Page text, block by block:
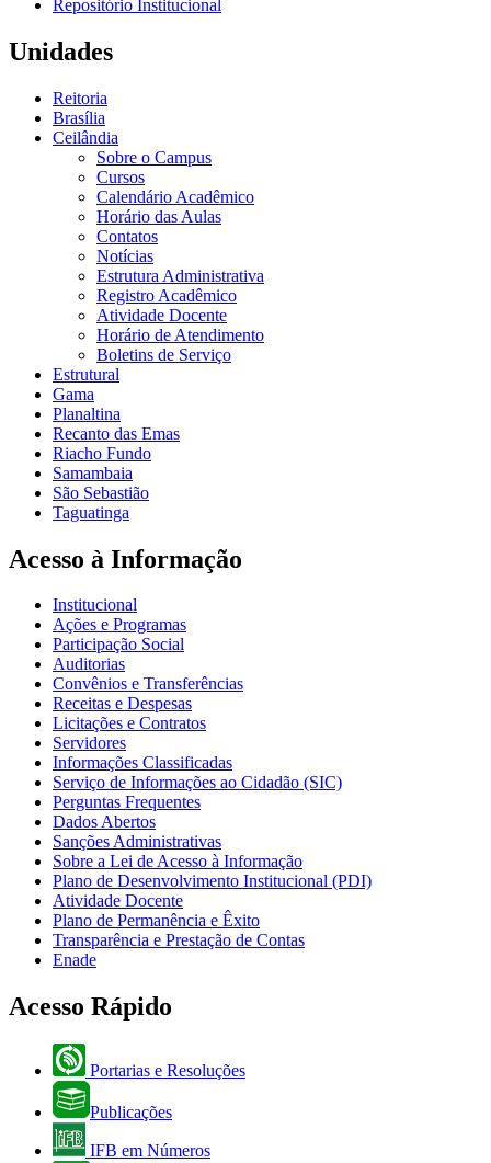
Repositório Institucional
Unidades
Reitoria
Brasília
Ceilândia
Sobre o Campus
Cursos
Calendário Acadêmico
Horário das Aulas
Contatos
Notícias
Estrutura Administrativa
Registro Acadêmico
Atividade Docente
Horário de Atendimento
Boletins de Serviço
Estrutural
Gama
Planaltina
Recanto das Emas
Riacho Fundo
Samambaia
São Sebastião
Taguatinga
Acesso à Informação
Institucional
Ações e Programas
Participação Social
Auditorias
Convênios e Transferências
Receitas e Despesas
Licitações e Contratos
Servidores
Informações Classificadas
Serviço de Informações ao Cidadão (SIC)
Perguntas Frequentes
Dados Abertos
Sanções Administrativas
Sobre a Lei de Acesso à Informação
Plano de Desenvolvimento Institucional (PDI)
Atividade Docente
Plano de Permanência e Êxito
Transparência e Prestação de Contas
Enade
Acesso Rápido
Portarias e Resoluções
Publicações
IFB em Números